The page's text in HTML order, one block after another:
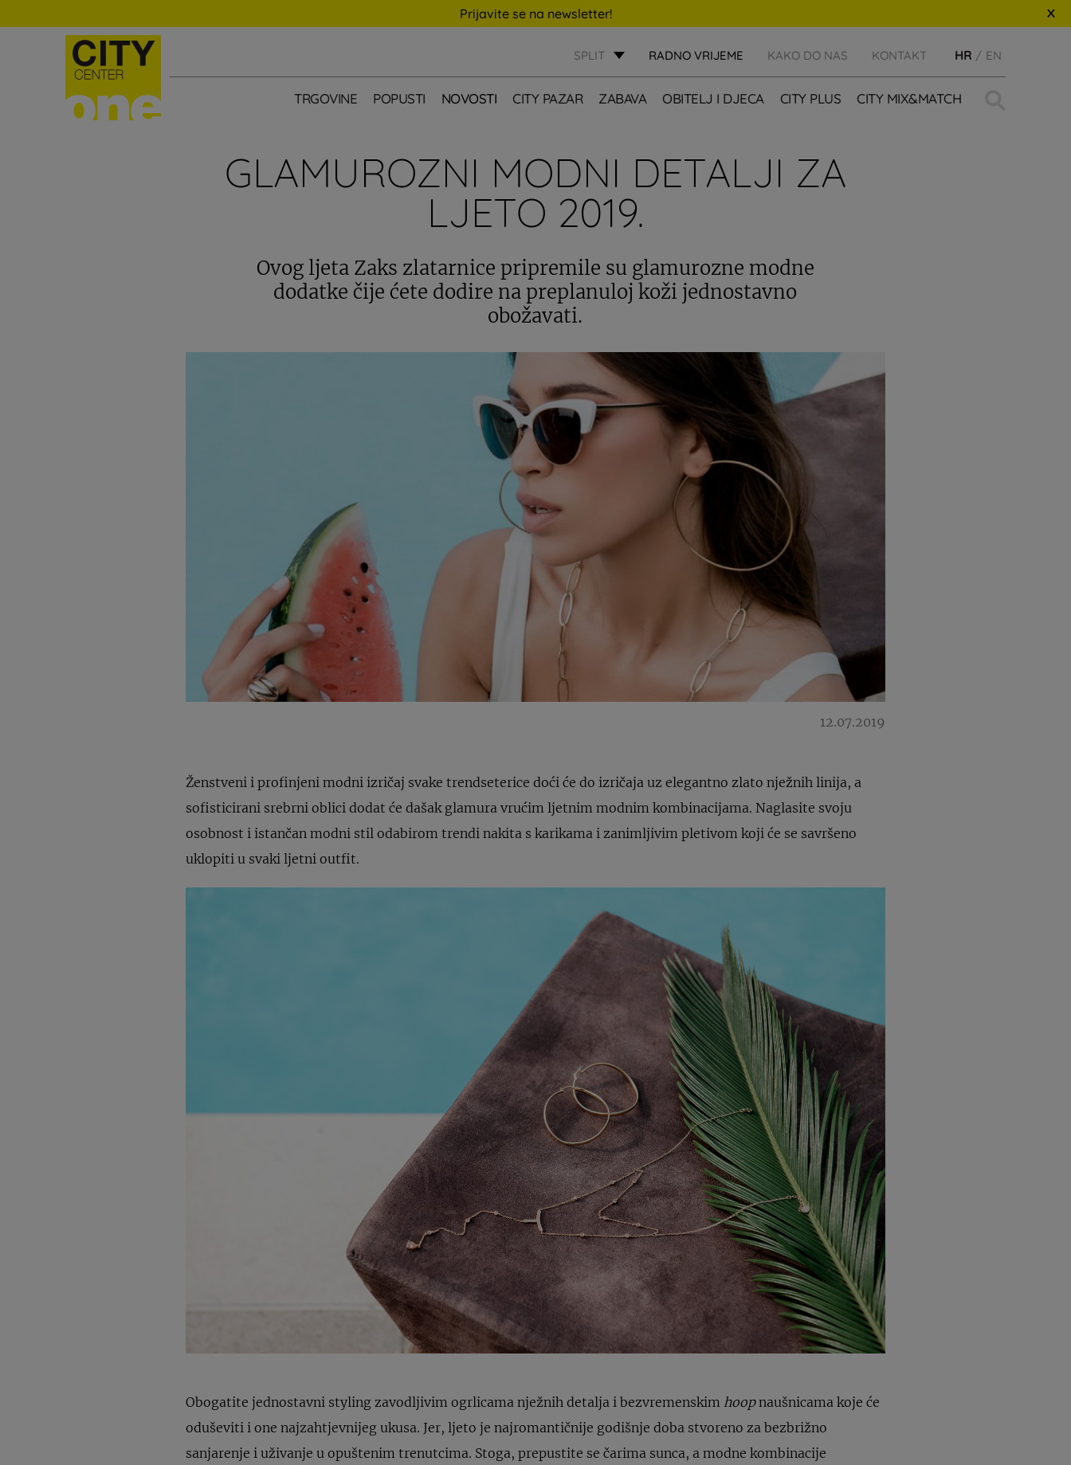
Prijavite se na newsletter!
SPLIT RADNO VRIJEME KAKO DO NAS KONTAKT HR EN
TRGOVINE POPUSTI NOVOSTI CITY PAZAR ZABAVA OBITELJ I DJECA CITY PLUS CITY MIX&MATCH
GLAMUROZNI MODNI DETALJI ZA
LJETO 2019.
Ovog ljeta Zaks zlatarnice pripremile su glamurozne modne
dodatke čije ćete dodire na preplanuloj koži jednostavno
obožavati.
12.07.2019
Ženstveni i profinjeni modni izričaj svake trendseterice doći će do izričaja uz elegantno zlato nježnih linija, a
sofisticirani srebrni oblici dodat će dašak glamura vrućim ljetnim modnim kombinacijama. Naglasite svoju
osobnost i istančan modni stil odabirom trendi nakita s karikama i zanimljivim pletivom koji će se savršeno
uklopiti u svaki ljetni outfit.
Obogatite jednostavni styling zavodljivim ogrlicama nježnih detalja i bezvremenskim hoopnaušnicama koje će
oduševiti i one najzahtjevnijeg ukusa. Jer, ljeto je najromantičnije godišnje doba stvoreno za bezbrižno
sanjarenje i uživanje u opuštenim trenutcima. Stoga, prepustite se čarima sunca, a modne kombinacije